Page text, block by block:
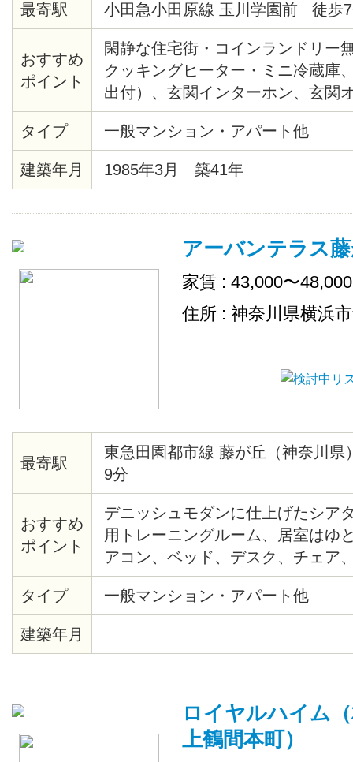
最寄駅 小田急小田原線 玉川学園前 徒歩
おすすめ
ポイント
閑静な住宅街・コインランドリー
クッキングヒーター・ミニ冷蔵庫
出付）、玄関インターホン、玄関
ア・Ｂフレッツ対応、宅配ボック
タイプ
一般マンション・アパート他
建築年月 1985年3月 築41年
アーバンテラス
家賃 : 43,000〜
住所 : 神奈川県横浜
最寄駅
東急田園都市線 藤が丘（神奈川
9分
おすすめ
ポイント
デニッシュモダンに仕上げたシア
用トレーニングルーム、居室はゆ
アコン、ベッド、デスク、チェア
引っ越しも簡単。収納も十分です
タイプ
一般マンション・アパート他
建築年月
ロイヤルハイム
上鶴間本町）